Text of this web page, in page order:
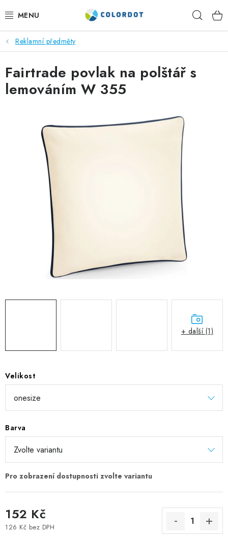
na
REKLAMNÍ TEXTIL
REKLAMNÍ PŘEDMĚTY
ČEPICE A DOPLŇKY
PRACOVNÍ OBLEČENÍ
POTISK TEXTILU
DIGITÁLNÍ TISK
REFLEXNÍ NAŽEHLOVAČKY
TEXTIL S VLASTNÍM POTISKEM
Výměna/vrácení zboží
Vánoční trička
Kontakty
Akce a slevy
Reklamní předměty
Velikost
Barva
152 Kč
126 Kč bez DPH
Fairtrade povlak na polštář s
lemováním W 355
+ další (1)